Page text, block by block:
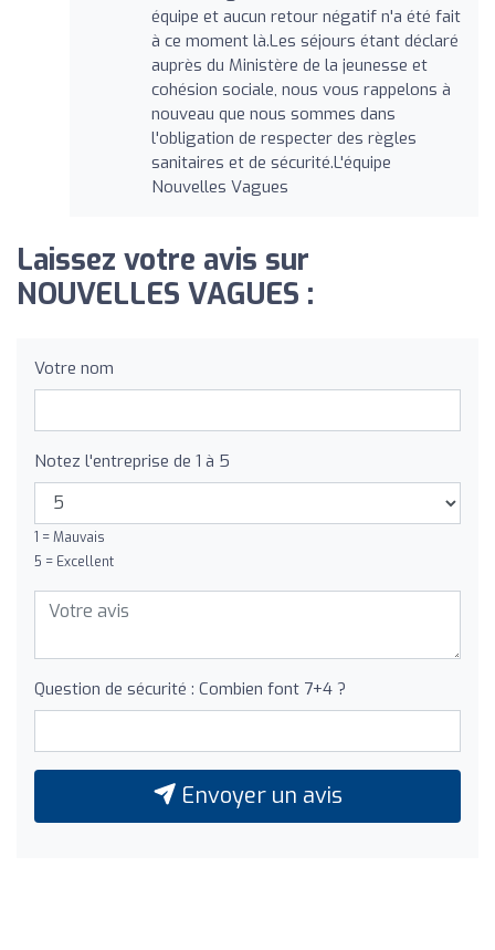
équipe et aucun retour négatif n'a été fait
à ce moment là.Les séjours étant déclaré
auprès du Ministère de la jeunesse et
cohésion sociale, nous vous rappelons à
nouveau que nous sommes dans
l'obligation de respecter des règles
sanitaires et de sécurité.L'équipe
Nouvelles Vagues
Laissez votre avis sur
NOUVELLES VAGUES :
Votre nom
Notez l'entreprise de 1 à 5
1 = Mauvais
5 = Excellent
Question de sécurité : Combien font 7+4 ?
Envoyer un avis